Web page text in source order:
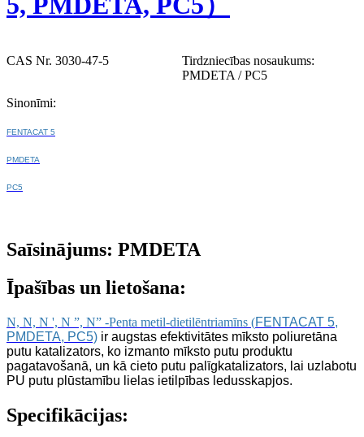
CAS Nr. 3030-47-5
Tirdzniecības nosaukums:
PMDETA / PC5
Sinonīmi:
FENTACAT 5
PMDETA
PC5
Saīsinājums: PMDETA
Īpašības un lietošana:
N, N, N ', N ”, N” -Penta metil-dietilēntriamīns (FENTACAT 5,
PMDETA, PC5) ir augstas efektivitātes mīksto poliuretāna
putu katalizators, ko izmanto mīksto putu produktu
pagatavošanā, un kā cieto putu palīgkatalizators, lai uzlabotu
PU putu plūstamību lielas ietilpības ledusskapjos.
Specifikācijas: